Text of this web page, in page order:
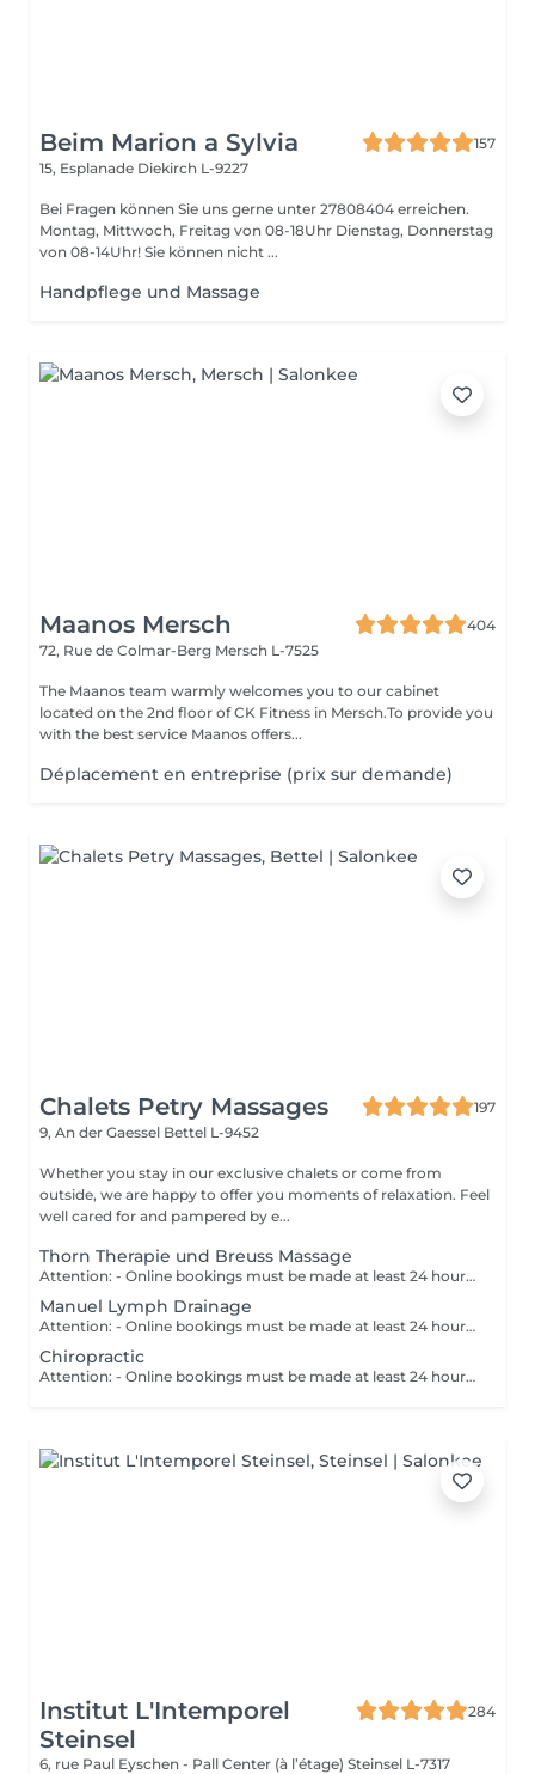
Beim Marion a Sylvia
157
15, Esplanade Diekirch L-9227
Bei Fragen können Sie uns gerne unter 27808404 erreichen.
Montag, Mittwoch, Freitag von 08-18Uhr Dienstag, Donnerstag
von 08-14Uhr! Sie können nicht ...
Handpflege und Massage
Maanos Mersch
404
72, Rue de Colmar-Berg Mersch L-7525
The Maanos team warmly welcomes you to our cabinet
located on the 2nd floor of CK Fitness in Mersch.To provide you
with the best service Maanos offers...
Déplacement en entreprise (prix sur demande)
Chalets Petry Massages
197
9, An der Gaessel Bettel L-9452
Whether you stay in our exclusive chalets or come from
outside, we are happy to offer you moments of relaxation. Feel
well cared for and pampered by e...
Thorn Therapie und Breuss Massage
Attention: - Online bookings must be made at least 24 hours in advance. - If you would like to book a massage at short notice (less than 24 hours in advance), please call +49 173 390 20 62. - If you have to cancel the massage, we kindly ask you to do so at least 24 hours in advance, otherwise we will have to charge 70% of the price of the massage. - Employees and times can be adjusted if necessary, after consultation with you. Releases blockages and malpositions of the spine and pelvis. These can cause back pain, arm, headache, etc. A very gentle technique to relieve dislocations and to positively influence internal organs, meridians and psyche. Combined with a gentle massage to release tension and to give space to intervertebral discs.
Manuel Lymph Drainage
Attention: - Online bookings must be made at least 24 hours in advance. - If you would like to book a massage at short notice (less than 24 hours in advance), please call +49 173 390 20 62. - If you have to cancel the massage, we kindly ask you to do so at least 24 hours in advance, otherwise we will have to charge 70% of the price of the massage. - Employees and times can be adjusted if necessary, after consultation with you. Reduce congestion of the lymphatic flow and edema. Is often used when our body is disturbed due to a variety of influences such as surgery, accidents or organ diseases and can not clear the jammed lymph without help. Is indicated in particular for swollen limbs, for diseases of the bronchial system or for cancer.
Chiropractic
Attention: - Online bookings must be made at least 24 hours in advance. - If you would like to book a massage at short notice (less than 24 hours in advance), please call +49 173 390 20 62. - If you have to cancel the massage, we kindly ask you to do so at least 24 hours in advance, otherwise we will have to charge 70% of the price of the massage. - Employees and times can be adjusted if necessary, after consultation with you.
Institut L'Intemporel
Steinsel
284
6, rue Paul Eyschen - Pall Center (à l’étage) Steinsel L-7317